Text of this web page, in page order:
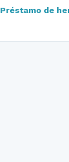
Préstamo de